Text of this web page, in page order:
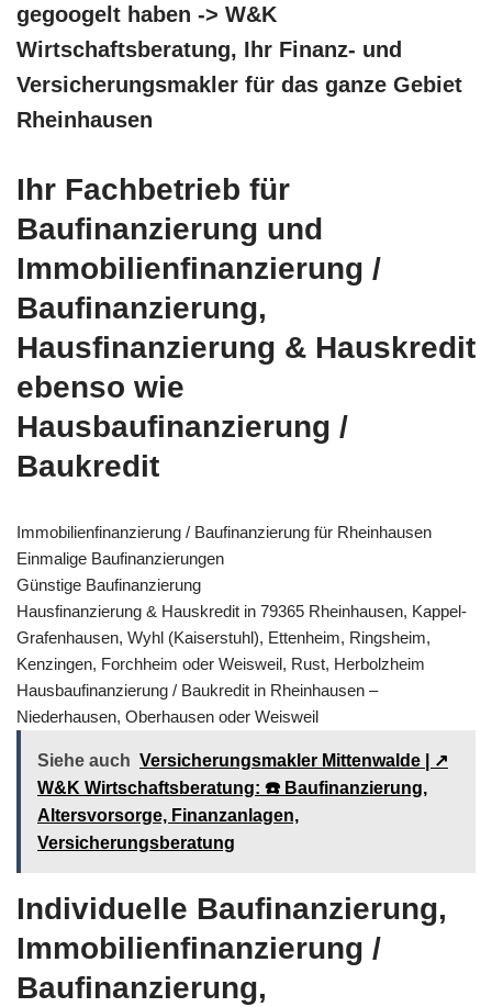
gegoogelt haben -> W&K
Wirtschaftsberatung, Ihr Finanz- und
Versicherungsmakler für das ganze Gebiet
Rheinhausen
Ihr Fachbetrieb für
Baufinanzierung und
Immobilienfinanzierung /
Baufinanzierung,
Hausfinanzierung & Hauskredit
ebenso wie
Hausbaufinanzierung /
Baukredit
Immobilienfinanzierung / Baufinanzierung für Rheinhausen
Einmalige Baufinanzierungen
Günstige Baufinanzierung
Hausfinanzierung & Hauskredit in 79365 Rheinhausen, Kappel-
Grafenhausen, Wyhl (Kaiserstuhl), Ettenheim, Ringsheim,
Kenzingen, Forchheim oder Weisweil, Rust, Herbolzheim
Hausbaufinanzierung / Baukredit in Rheinhausen –
Niederhausen, Oberhausen oder Weisweil
Siehe auch Versicherungsmakler Mittenwalde | ↗️
W&K Wirtschaftsberatung: ☎️ Baufinanzierung,
Altersvorsorge, Finanzanlagen,
Versicherungsberatung
Individuelle Baufinanzierung,
Immobilienfinanzierung /
Baufinanzierung,